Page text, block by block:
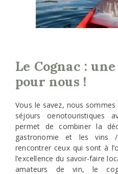
Le Cognac :
pour nous !
Vous le savez, nous
séjours oenotouristiques
permet de combiner la
gastronomie et les vins
rencontrer ceux qui sont à
l’excellence du savoir-faire
amateurs de vin, le